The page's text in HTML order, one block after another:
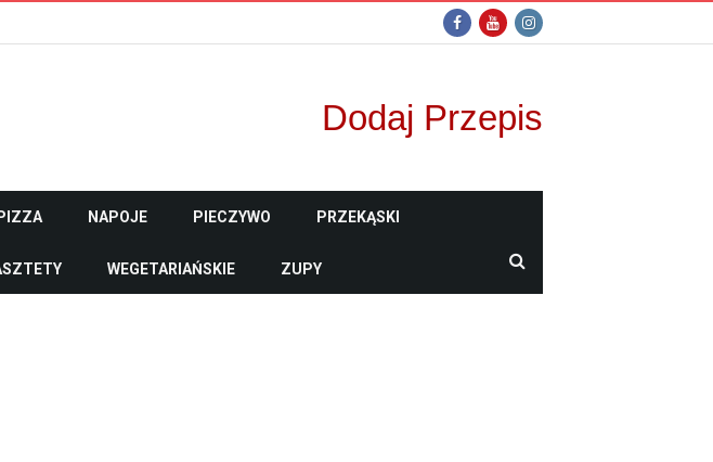
Dodaj Przepis
NAPOJE PIECZYWO PRZEKĄSKI
WEGETARIAŃSKIE ZUPY